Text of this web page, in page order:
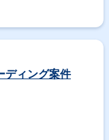
ディング案件